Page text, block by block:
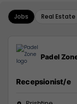
Jobs Real Estate
Padel
Recepsionist/e